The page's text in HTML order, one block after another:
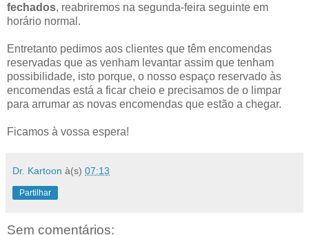
fechados, reabriremos na segunda-feira seguinte em
horário normal.
Entretanto pedimos aos clientes que têm encomendas
reservadas que as venham levantar assim que tenham
possibilidade, isto porque, o nosso espaço reservado às
encomendas está a ficar cheio e precisamos de o limpar
para arrumar as novas encomendas que estão a chegar.
Ficamos à vossa espera!
Dr. Kartoon à(s) 07:13
Partilhar
Sem comentários: